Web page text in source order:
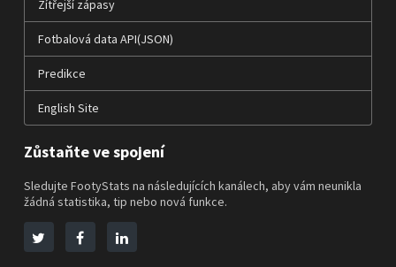
Zítřejší zápasy
Fotbalová data API(JSON)
Predikce
English Site
Zůstaňte ve spojení
Sledujte FootyStats na následujících kanálech, aby vám neunikla
žádná statistika, tip nebo nová funkce.